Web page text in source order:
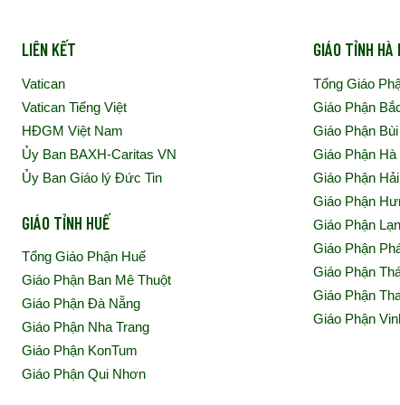
LIÊN KẾT
Vatican
Vatican Tiếng Việt
HĐGM Việt Nam
Ủy Ban BAXH-Caritas VN
Ủy Ban Giáo lý Đức Tin
GIÁO TỈNH HUẾ
Tổng Giáo Phận Huế
Giáo Phận Ban Mê Thuột
Giáo Phận Đà Nẵng
Giáo Phận Nha Trang
Giáo Phận KonTum
Giáo Phận Qui Nhơn
GIÁO TỈNH HÀ
Tổng Giáo
Giáo Phận
Giáo Phận
Giáo Phận Hà
Giáo Phận
Giáo Phận
Giáo Phận
Giáo Phận
Giáo Phận
Giáo Phận
Giáo Phận